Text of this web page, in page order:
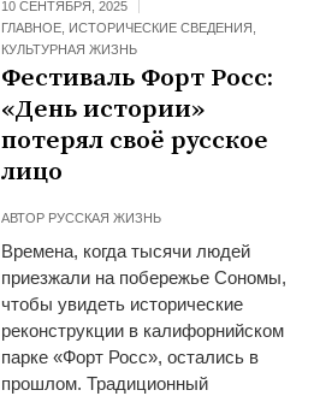
10 СЕНТЯБРЯ, 2025
ГЛАВНОЕ ИСТОРИЧЕСКИЕ СВЕДЕНИЯ
КУЛЬТУРНАЯ ЖИЗНЬ
Фестиваль Форт Росс:
«День истории»
потерял своё русское
лицо
АВТОР РУССКАЯ ЖИЗНЬ
Времена, когда тысячи людей
приезжали на побережье Сономы,
чтобы увидеть исторические
реконструкции в калифорнийском
парке «Форт Росс», остались в
прошлом. Традиционный